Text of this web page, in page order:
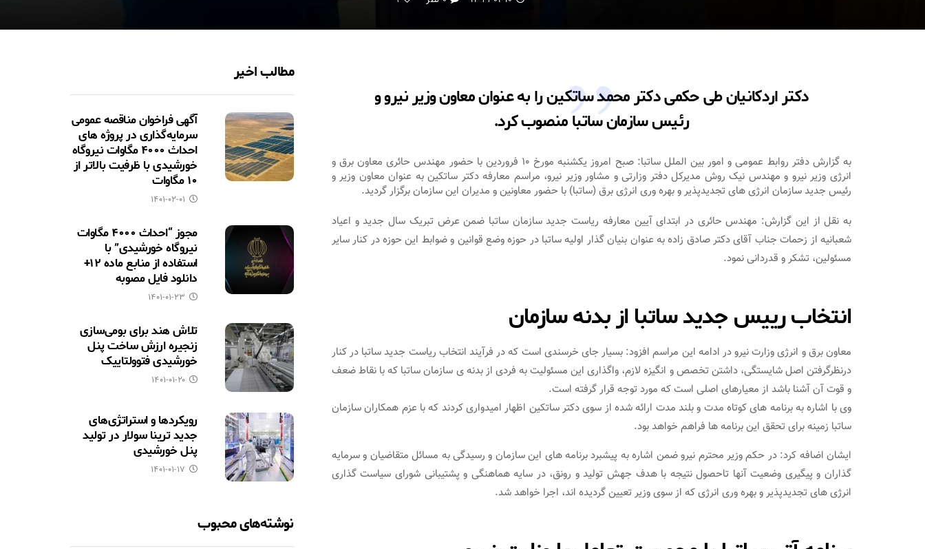
دکتر اردکانیان طی حکمی دکتر محمد ساتکین را به عنوان معاون وزیر نیرو و
رئیس سازمان ساتبا منصوب کرد.
به گزارش دفتر روابط عمومی و امور بین الملل ساتبا: صبح امروز یکشنبه مورخ ۱۰ فروردین با حضور مهندس حائری معاون برق و
انرژی وزیر نیرو و مهندس نیک روش مدیرکل دفتر وزارتی و مشاور وزیر نیرو، مراسم معارفه دکتر ساتکین به عنوان معاون وزیر و
رئیس جدید سازمان انرژی های تجدیدپذیر و بهره وری انرژی برق (ساتبا) با حضور معاونین و مدیران این سازمان برگزار گردید.
به نقل از این گزارش: مهندس حائری در ابتدای آیین معارفه ریاست جدید سازمان ساتبا ضمن عرض تبریک سال جدید و اعیاد
شعبانیه از زحمات جناب آقای دکتر صادق زاده به عنوان بنیان گذار اولیه ساتبا در حوزه وضع قوانین و ضوابط این حوزه در کنار سایر
مسئولین، تشکر و قدردانی نمود.
انتخاب رییس جدید ساتبا از بدنه سازمان
معاون برق و انرژی وزارت نیرو در ادامه این مراسم افزود: بسیار جای خرسندی است که در فرآیند انتخاب ریاست جدید ساتبا در کنار
درنظرگرفتن اصل شایستگی، داشتن تخصص و انگیزه لازم، واگذاری این مسئولیت به فردی از بدنه ی سازمان ساتبا که با نقاط ضعف
و قوت آن آشنا باشد از معیارهای اصلی است که مورد توجه قرار گرفته است.
وی با اشاره به برنامه های کوتاه مدت و بلند مدت ارائه شده از سوی دکتر ساتکین اظهار امیدواری کردند که با عزم همکاران سازمان
ساتبا زمینه برای تحقق این برنامه ها فراهم خواهد بود.
ایشان اضافه کرد: در حکم وزیر محترم نیرو ضمن اشاره به پیشبرد برنامه های این سازمان و رسیدگی به مسائل متقاضیان و سرمایه
گذاران و پیگیری وضعیت آنها تاحصول نتیجه با هدف جهش تولید و رونق، در سایه هماهنگی و پشتیبانی شورای سیاست گذاری
انرژی های تجدیدپذیر و بهره وری انرژی که از سوی وزیر تعیین گردیده اند، اجرا خواهد شد.
مطالب اخیر
آگهی فراخوان مناقصه عمومی
سرمایه‌گذاری در پروژه های
احداث ۴۰۰۰ مگاوات نیروگاه
خورشیدی با ظرفیت بالاتر از
۱۰ مگاوات
۱۴۰۱-۰۲-۰۱
مجوز “احداث ۴۰۰۰ مگاوات
نیروگاه خورشیدی” با
استفاده از منابع ماده ۱۲+
دانلود فایل مصوبه
۱۴۰۱-۰۱-۲۳
تلاش هند برای بومی‌سازی
زنجیره ارزش ساخت پنل
خورشیدی فتوولتاییک
۱۴۰۱-۰۱-۲۰
رویکردها و استراتژی‌های
جدید ترینا سولار در تولید
پنل خورشیدی
۱۴۰۱-۰۱-۱۷
نوشته‌های محبوب